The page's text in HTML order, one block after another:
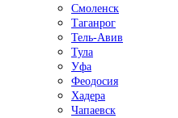
Смоленск
Таганрог
Тель-Авив
Тула
Уфа
Феодосия
Хадера
Чапаевск